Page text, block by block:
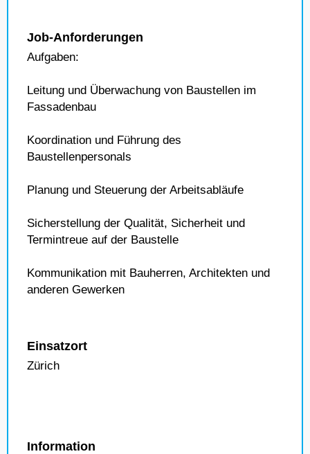
Job-Anforderungen
Aufgaben:
Leitung und Überwachung von Baustellen im
Fassadenbau
Koordination und Führung des
Baustellenpersonals
Planung und Steuerung der Arbeitsabläufe
Sicherstellung der Qualität, Sicherheit und
Termintreue auf der Baustelle
Kommunikation mit Bauherren, Architekten und
anderen Gewerken
Einsatzort
Zürich
Information